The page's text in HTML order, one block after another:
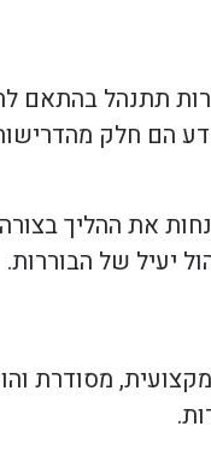
תתנהל בהתאם
הם חלק
את ההליך
יעיל של הבוררות.
מסודרת